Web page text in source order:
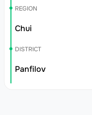
REGION
Chui
DISTRICT
Panfilov